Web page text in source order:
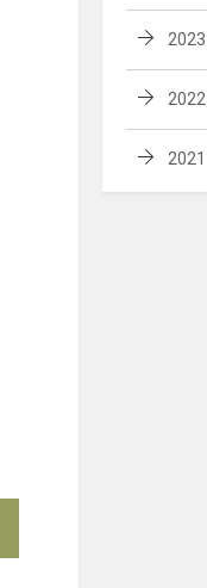
2023
2022
2021